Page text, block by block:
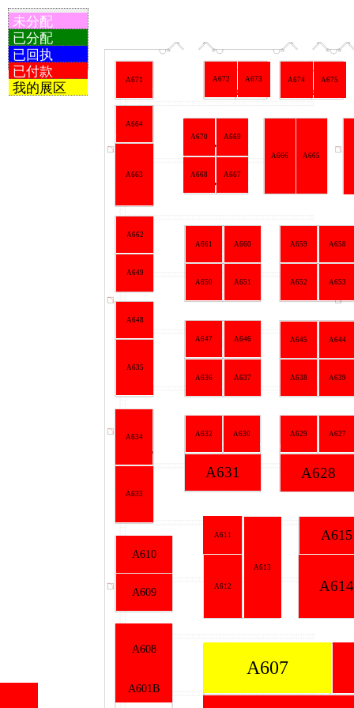
未分配
已分配
已回执
已付款
我的展区
A607
A608
A609
A610
A611
A612
A613
A614
A615
A627
A628
A629
A630
A631
A632
A633
A634
A635
A648
A636 A637 A638 A639
A644
A645
A646
A647
A649
A662
A650 A651 A652 A653
A658
A659
A660
A661
A667
A668
A669
A670
A664
A671 A672 A673 A674 A675
A663
A665
A666
A601B